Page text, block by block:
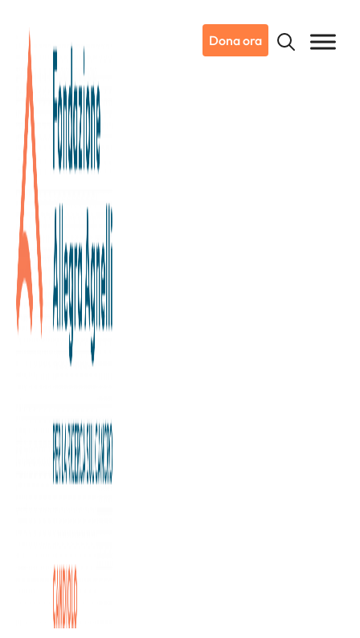
Dona ora
17/06/2026
Candiolo, dove nasce il futuro
della cura
C’è un momento in cui crescere non significa più